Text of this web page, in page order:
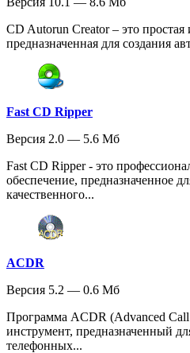
CD Autorun Creator – это
предназначенная для создания
Fast CD Ripper
Версия 2.0 — 5.6 Мб
Fast CD Ripper - это
обеспечение, предназначенное
качественного...
ACDR
Версия 5.2 — 0.6 Мб
Программа ACDR (Advanced
инструмент, предназначенный
телефонных...